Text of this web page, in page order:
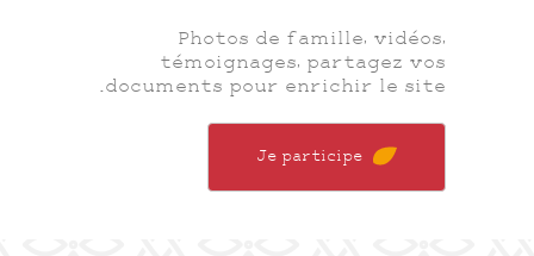
Photos de famille, vidéos,
témoignages, partagez vos
documents pour enrichir le site.
Je participe